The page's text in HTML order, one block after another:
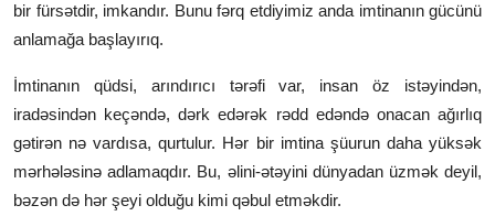
bir fürsətdir, imkandır. Bunu fərq etdiyimiz anda imtinanın gücünü
anlamağa başlayırıq.
İmtinanın qüdsi, arındırıcı tərəfi var, insan öz istəyindən,
iradəsindən keçəndə, dərk edərək rədd edəndə onacan ağırlıq
gətirən nə vardısa, qurtulur. Hər bir imtina şüurun daha yüksək
mərhələsinə adlamaqdır. Bu, əlini-ətəyini dünyadan üzmək deyil,
bəzən də hər şeyi olduğu kimi qəbul etməkdir.